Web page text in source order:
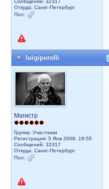
Сообщений: 32317
Откуда: Санкт-Петербург
Пол:
luigiperelli
Магистр
Группа: Участники
Регистрация: 5 Янв 2008, 19:55
Сообщений: 32317
Откуда: Санкт-Петербург
Пол: